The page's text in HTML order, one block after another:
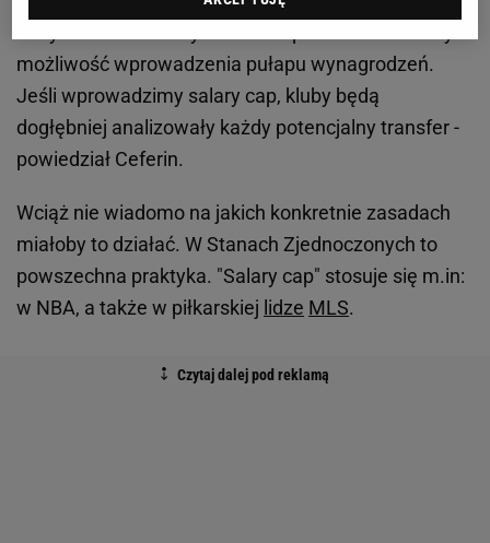
możliwość wprowadzenia pułapu wynagrodzeń.
Jeśli wprowadzimy salary cap, kluby będą
dogłębniej analizowały każdy potencjalny transfer -
powiedział Ceferin.
Wciąż nie wiadomo na jakich konkretnie zasadach
miałoby to działać. W Stanach Zjednoczonych to
powszechna praktyka. "Salary cap" stosuje się m.in:
w NBA, a także w piłkarskiej lidze MLS.